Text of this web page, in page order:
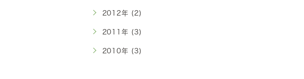
2012年 (2)
2011年 (3)
2010年 (3)